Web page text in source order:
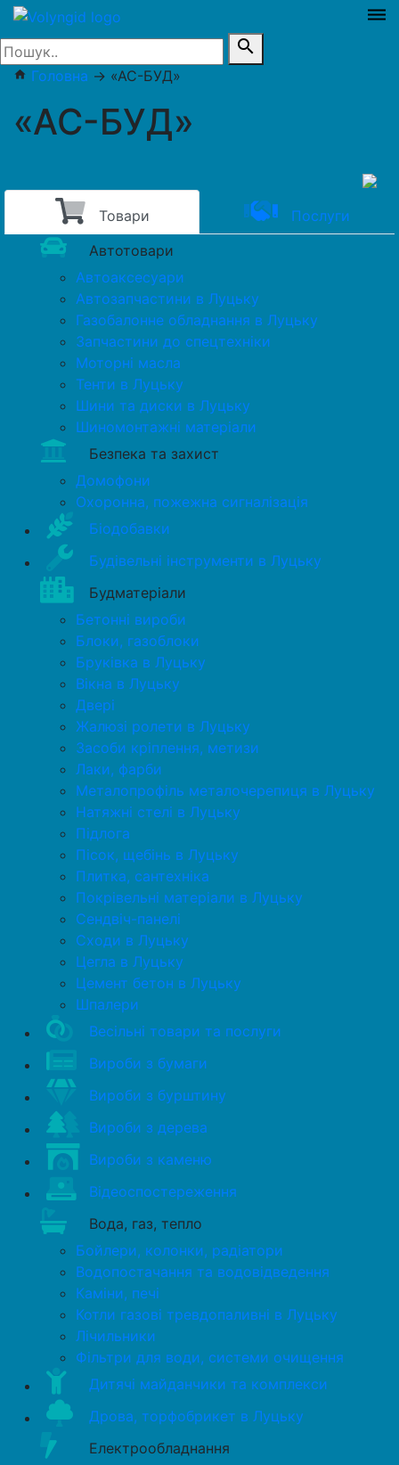
dehaze
search
home Головна → «АС-БУД»
«АС-БУД»
Товари
Послуги
Автотовари
Автоаксесуари
Автозапчастини в Луцьку
Газобалонне обладнання в Луцьку
Запчастини до спецтехніки
Моторні масла
Тенти в Луцьку
Шини та диски в Луцьку
Шиномонтажні матеріали
Безпека та захист
Домофони
Охоронна, пожежна сигналізація
Біодобавки
Будівельні інструменти в Луцьку
Будматеріали
Бетонні вироби
Блоки, газоблоки
Бруківка в Луцьку
Вікна в Луцьку
Двері
Жалюзі ролети в Луцьку
Засоби кріплення, метизи
Лаки, фарби
Металопрофіль металочерепиця в Луцьку
Натяжні стелі в Луцьку
Підлога
Пісок, щебінь в Луцьку
Плитка, сантехніка
Покрівельні матеріали в Луцьку
Сендвіч-панелі
Сходи в Луцьку
Цегла в Луцьку
Цемент бетон в Луцьку
Шпалери
Весільні товари та послуги
Вироби з бумаги
Вироби з бурштину
Вироби з дерева
Вироби з каменю
Відеоспостереження
Вода, газ, тепло
Бойлери, колонки, радіатори
Водопостачання та водовідведення
Каміни, печі
Котли газові тревдопаливні в Луцьку
Лічильники
Фільтри для води, системи очищення
Дитячі майданчики та комплекси
Дрова, торфобрикет в Луцьку
Електрообладнання